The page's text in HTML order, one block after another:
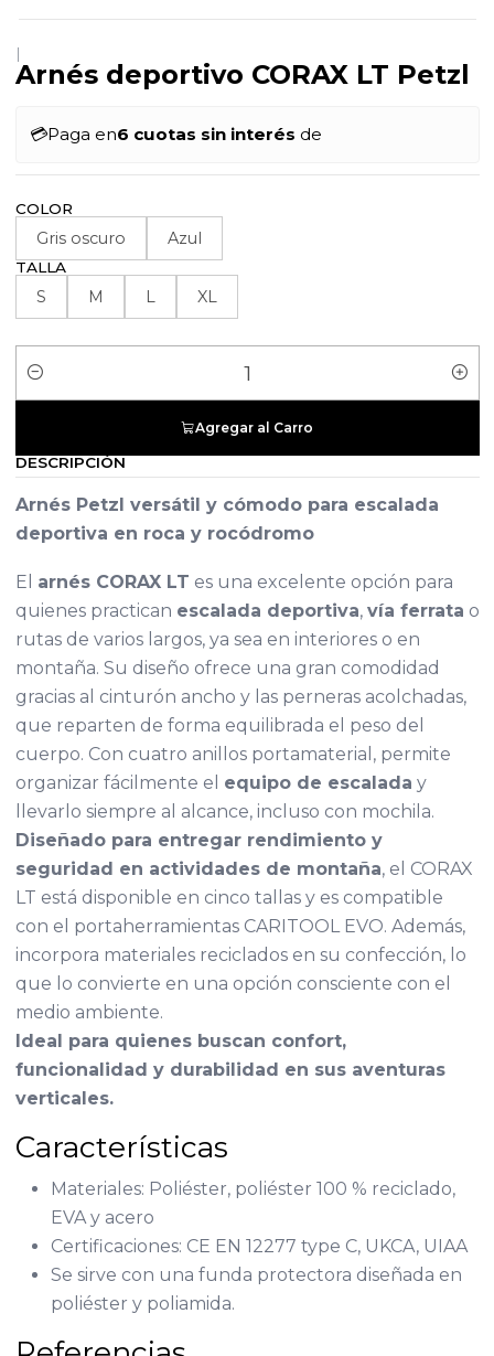
|
Arnés deportivo CORAX LT Petzl
💳Paga en6 cuotas sin interés de
COLOR
Gris oscuro Azul
TALLA
S M L XL
Cantidad
Agregar al Carro
DESCRIPCIÓN
Arnés Petzl versátil y cómodo para escalada
deportiva en roca y rocódromo
El arnés CORAX LT es una excelente opción para
quienes practican escalada deportiva, vía ferrata o
rutas de varios largos, ya sea en interiores o en
montaña. Su diseño ofrece una gran comodidad
gracias al cinturón ancho y las perneras acolchadas,
que reparten de forma equilibrada el peso del
cuerpo. Con cuatro anillos portamaterial, permite
organizar fácilmente el equipo de escalada y
llevarlo siempre al alcance, incluso con mochila.
Diseñado para entregar rendimiento y
seguridad en actividades de montaña, el CORAX
LT está disponible en cinco tallas y es compatible
con el portaherramientas CARITOOL EVO. Además,
incorpora materiales reciclados en su confección, lo
que lo convierte en una opción consciente con el
medio ambiente.
Ideal para quienes buscan confort,
funcionalidad y durabilidad en sus aventuras
verticales.
Características
Materiales: Poliéster, poliéster 100 % reciclado,
EVA y acero
Certificaciones: CE EN 12277 type C, UKCA, UIAA
Se sirve con una funda protectora diseñada en
poliéster y poliamida.